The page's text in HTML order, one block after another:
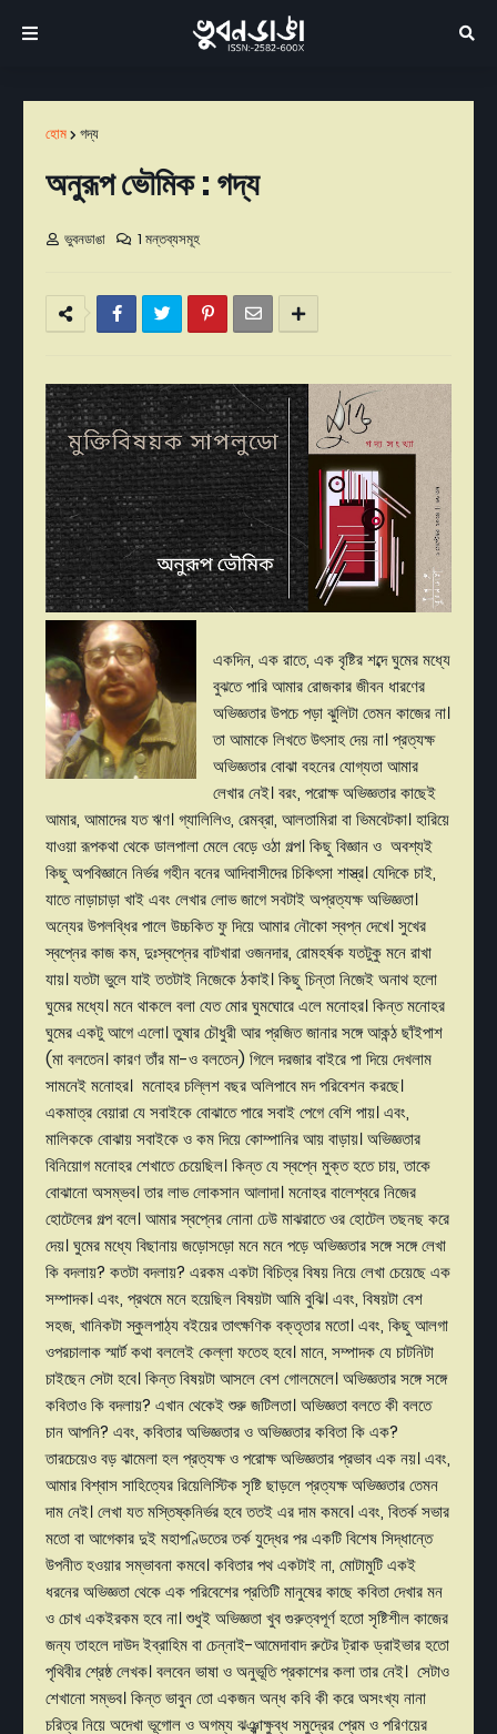
হোম গদ্য
অনুরূপ ভৌমিক : গদ্য
ভুবনডাঙা 1 মন্তব্যসমূহ
একদিন, এক রাতে, এক বৃষ্টির শব্দে ঘুমের মধ্যে
বুঝতে পারি আমার রোজকার জীবন ধারণের
অভিজ্ঞতার উপচে পড়া ঝুলিটা তেমন কাজের না।
তা আমাকে লিখতে উৎসাহ দেয় না। প্রত্যক্ষ
অভিজ্ঞতার বোঝা বহনের যোগ্যতা আমার
লেখার নেই। বরং, পরোক্ষ অভিজ্ঞতার কাছেই
আমার, আমাদের যত ঋণ। গ্যালিলিও, রেমব্রা, আলতামিরা বা ভিমবেটকা। হারিয়ে
যাওয়া রূপকথা থেকে ডালপালা মেলে বেড়ে ওঠা গল্প। কিছু বিজ্ঞান ও অবশ্যই
কিছু অপবিজ্ঞানে নির্ভর গহীন বনের আদিবাসীদের চিকিৎসা শাস্ত্র। যেদিকে চাই,
যাতে নাড়াচাড়া খাই এবং লেখার লোভ জাগে সবটাই অপ্রত্যক্ষ অভিজ্ঞতা।
অন্যের উপলব্ধির পালে উচ্চকিত ফু দিয়ে আমার নৌকো স্বপ্ন দেখে। সুখের
স্বপ্নের কাজ কম, দুঃস্বপ্নের বাটখারা ওজনদার, রোমহর্ষক যতটুকু মনে রাখা
যায়। যতটা ভুলে যাই ততটাই নিজেকে ঠকাই। কিছু চিন্তা নিজেই অনাথ হলো
ঘুমের মধ্যে। মনে থাকলে বলা যেত মোর ঘুমঘোরে এলে মনোহর। কিন্ত মনোহর
ঘুমের একটু আগে এলো। তুষার চৌধুরী আর প্রজিত জানার সঙ্গে আকন্ঠ ছাঁইপাশ
(মা বলতেন। কারণ তাঁর মা-ও বলতেন) গিলে দরজার বাইরে পা দিয়ে দেখলাম
সামনেই মনোহর। মনোহর চল্লিশ বছর অলিপাবে মদ পরিবেশন করছে।
একমাত্র বেয়ারা যে সবাইকে বোঝাতে পারে সবাই পেগে বেশি পায়। এবং,
মালিককে বোঝায় সবাইকে ও কম দিয়ে কোম্পানির আয় বাড়ায়। অভিজ্ঞতার
বিনিয়োগ মনোহর শেখাতে চেয়েছিল। কিন্ত যে স্বপ্নে মুক্ত হতে চায়, তাকে
বোঝানো অসম্ভব। তার লাভ লোকসান আলাদা। মনোহর বালেশ্বরে নিজের
হোটেলের গল্প বলে। আমার স্বপ্নের নোনা ঢেউ মাঝরাতে ওর হোটেল তছনছ করে
দেয়। ঘুমের মধ্যে বিছানায় জড়োসড়ো মনে মনে পড়ে অভিজ্ঞতার সঙ্গে সঙ্গে লেখা
কি বদলায়? কতটা বদলায়? এরকম একটা বিচিত্র বিষয় নিয়ে লেখা চেয়েছে এক
সম্পাদক। এবং, প্রথমে মনে হয়েছিল বিষয়টা আমি বুঝি। এবং, বিষয়টা বেশ
সহজ, খানিকটা স্কুলপাঠ্য বইয়ের তাৎক্ষণিক বক্তৃতার মতো। এবং, কিছু আলগা
ওপরচালাক স্মার্ট কথা বললেই কেল্লা ফতেহ হবে। মানে, সম্পাদক যে চাটনিটা
চাইছেন সেটা হবে। কিন্ত বিষয়টা আসলে বেশ গোলমেলে। অভিজ্ঞতার সঙ্গে সঙ্গে
কবিতাও কি বদলায়? এখান থেকেই শুরু জটিলতা। অভিজ্ঞতা বলতে কী বলতে
চান আপনি? এবং, কবিতার অভিজ্ঞতার ও অভিজ্ঞতার কবিতা কি এক?
তারচেয়েও বড় ঝামেলা হল প্রত্যক্ষ ও পরোক্ষ অভিজ্ঞতার প্রভাব এক নয়। এবং,
আমার বিশ্বাস সাহিত্যের রিয়েলিস্টিক সৃষ্টি ছাড়লে প্রত্যক্ষ অভিজ্ঞতার তেমন
দাম নেই। লেখা যত মস্তিষ্কনির্ভর হবে ততই এর দাম কমবে। এবং, বিতর্ক সভার
মতো বা আগেকার দুই মহাপণ্ডিতের তর্ক যুদ্ধের পর একটি বিশেষ সিদ্ধান্তে
উপনীত হওয়ার সম্ভাবনা কমবে। কবিতার পথ একটাই না, মোটামুটি একই
ধরনের অভিজ্ঞতা থেকে এক পরিবেশের প্রতিটি মানুষের কাছে কবিতা দেখার মন
ও চোখ একইরকম হবে না। শুধুই অভিজ্ঞতা খুব গুরুত্বপূর্ণ হতো সৃষ্টিশীল কাজের
জন্য তাহলে দাউদ ইব্রাহিম বা চেন্নাই-আমেদাবাদ রুটের ট্রাক ড্রাইভার হতো
পৃথিবীর শ্রেষ্ঠ লেখক। বলবেন ভাষা ও অনুভূতি প্রকাশের কলা তার নেই। সেটাও
শেখানো সম্ভব। কিন্ত ভাবুন তো একজন অন্ধ কবি কী করে অসংখ্য নানা
চরিত্র নিয়ে অদেখা ভূগোল ও অগম্য ঝঞ্ঝাক্ষুব্ধ সমুদ্রের প্রেম ও পরিণয়ের